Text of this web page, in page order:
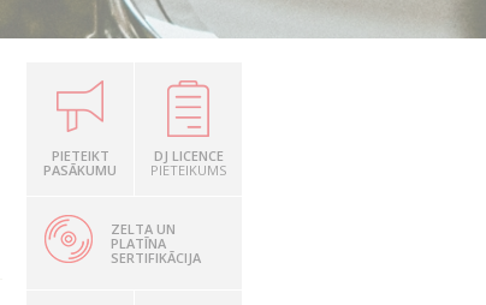
PIETEIKT
PASĀKUMU
DJ LICENCE
PIETEIKUMS
ZELTA UN
PLATĪNA
SERTIFIKĀCIJA